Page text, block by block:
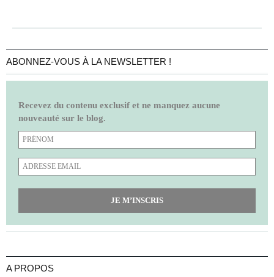
ABONNEZ-VOUS À LA NEWSLETTER !
Recevez du contenu exclusif et ne manquez aucune
nouveauté sur le blog.
JE M’INSCRIS
A PROPOS